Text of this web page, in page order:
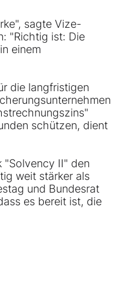
sagte Vize-
"Richtig ist: Die
einem
die langfristigen
schützen, dient
"Solvency II" den
weit stärker als
und Bundesrat
es bereit ist, die